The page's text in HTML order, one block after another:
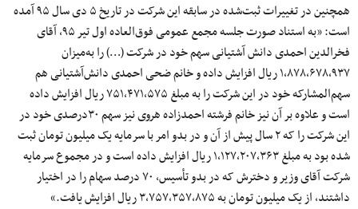
همچنین در تغییرات ثبت‌شده در سابقه این شرکت در تاریخ ۵ دی ‌سال ۹۵ آمده
است: «به‌ استناد صورت‌ جلسه مجمع عمومی فوق‌العاده اول تیر‌ ۹۵، آقای
فخرالدین احمدی دانش آشتیانی سهم خود در شرکت (…) را به‌میزان
۱,۸۷۸,۶۷۸,۹۳۷ ریال افزایش داده و خانم ضحی احمدی دانش‌آشتیانی هم
سهم‌المشارکه خود در این شرکت را به مبلغ ۷۵۱,۴۷۱,۵۷۵ ریال افزایش داده
است و علاوه بر آن نیز خانم فرشته احمدزاده هروی نیز سهم ۳۰درصدی خود در
این شرکت را که ۲ سال پیش از آن و در بدو امر با سرمایه یک میلیون تومان ثبت
شده بود به مبلغ ۱,۱۲۷,۲۰۷,۳۶۳ ریال افزایش داده است و در مجموع سرمایه
شرکت آقای وزیر و دخترش که در بدو تأسیس، ۷۰ درصد سهام را در اختیار
داشتند، از یک میلیون تومان به ۳,۷۵۷,۳۵۷,۸۷۵ ریال افزایش یافت.»